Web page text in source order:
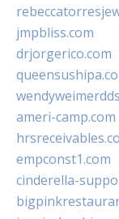
jmpbliss.com
drjorgerico.com
ameri-camp.com
empconst1.com
cinderella-